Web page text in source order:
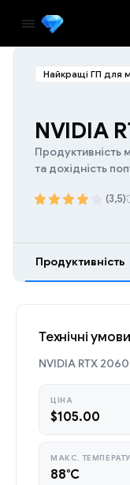
Найкращі ГП для
NVIDIA
Продуктивність
та дохідність
(3,5)
Продуктивність
Технічні умови
NVIDIA RTX
ЦІНА
$105.00
МАКС.
88°C